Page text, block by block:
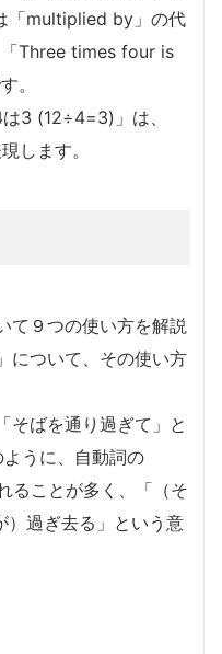
「multiplied by」の代
Three times four is
。
3 (12÷4=3)」は、
します。
て９つの使い方を解説
について、その使い方
そばを通り過ぎて」と
うに、自動詞の
ることが多く、「（そ
）過ぎ去る」という意